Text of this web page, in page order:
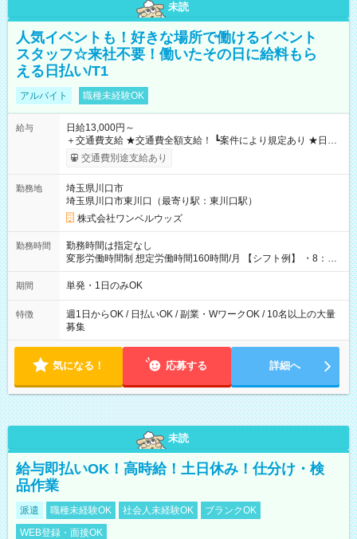
未読
人気イベントも！好きな場所で働けるイベント
スタッフ☆来社不要！働いたその日に給料もら
える日払い/T1
アルバイト 職種未経験OK
給与
日給13,000円～
＋交通費支給 ★交通費全額支給！ ┗案件により規定あり ★日払
いOK！（規定あり） ┗働いたその日に現金GET♪ お仕事後はコ
ンビニATMから 日払い分を引き落とせます！ 【試用期間】試
交通費別途支給あり
勤務地
埼玉県川口市
埼玉県川口市東川口（最寄り駅：東川口駅）
株式会社ワンベルウッズ
勤務時間
勤務時間は指定なし
変形労働時間制 想定労働時間160時間/月 【シフト例】 ・8：00
～21：00
期間 単発・1日のみOK
特徴
週1日からOK / 日払いOK / 副業・WワークOK / 10名以上の大量
募集
気になる！ 応募する 詳細へ
未読
給与即払いOK！高時給！土日休み！仕分け・検
品作業
派遣 職種未経験OK 社会人未経験OK
ブランクOK
WEB登録・面接OK